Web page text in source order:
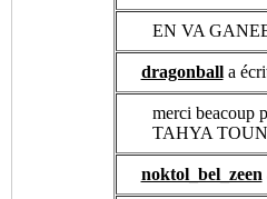
EN VA
dragonballa
merci beacoup
TAHYA
noktol_bel_zeen